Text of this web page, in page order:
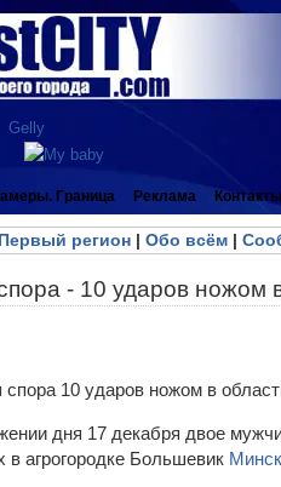
Граница Реклама Контакты
Первый регион| Обо всём|
- 10 ударов ножом
дня 17 декабря двое
в агрогородке Большевик